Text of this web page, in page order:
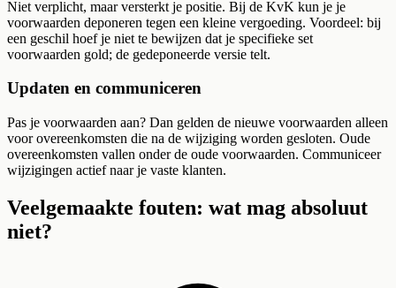
Niet verplicht, maar versterkt je positie. Bij de KvK kun je je
voorwaarden deponeren tegen een kleine vergoeding. Voordeel: bij
een geschil hoef je niet te bewijzen dat je specifieke set
voorwaarden gold; de gedeponeerde versie telt.
Updaten en communiceren
Pas je voorwaarden aan? Dan gelden de nieuwe voorwaarden alleen
voor overeenkomsten die na de wijziging worden gesloten. Oude
overeenkomsten vallen onder de oude voorwaarden. Communiceer
wijzigingen actief naar je vaste klanten.
Veelgemaakte fouten: wat mag absoluut
niet?